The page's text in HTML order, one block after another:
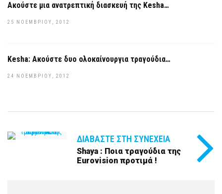
Ακούστε μια ανατρεπτική διασκευή της Kesha…
25 ΝΟΕΜΒΡΊΟΥ, 2012
Kesha: Ακούστε δυο ολοκαίνουργια τραγούδια…
24 ΝΟΕΜΒΡΊΟΥ, 2012
ΔΙΑΒΆΣΤΕ ΣΤΗ ΣΥΝΈΧΕΙΑ
Shaya : Ποια τραγούδια της
Eurovision προτιμά !